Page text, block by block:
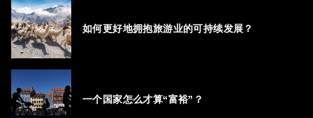
如何更好地拥抱旅游业的可持续发展？
一个国家怎么才算“富裕”？